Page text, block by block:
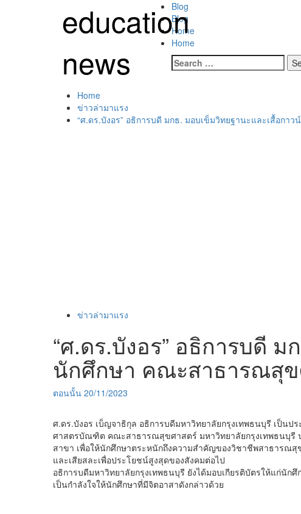
education
news
Primary
Menu
Blog
Blog
Home
Home
Search
for:
Home
ข่าวล่ามาแรง
“ศ.ดร.บังอร” อธิการบดี มกธ. มอบเข็มวิทยฐานะและเสื้อก
ข่าวล่ามาแรง
“ศ.ดร.บังอร” อธิการบดี
นักศึกษา คณะสาธารณสุข
ตอนนั้น 20/11/2023
ศ.ดร.บังอร เบ็ญจาธิกุล อธิการบดีมหาวิทยาลัยกรุงเทพธนบุรี เป็
ศาสตรบัณฑิต คณะสาธารณสุขศาสตร์ มหาวิทยาลัยกรุงเทพธนบุรี ป
สาขา เพื่อให้นักศึกษาตระหนักถึงความสำคัญของวิชาชีพสาธารณ
และเสียสละเพื่อประโยชน์สูงสุดของสังคมต่อไป
อธิการบดีมหาวิทยาลัยกรุงเทพธนบุรี ยังได้มอบเกียรติบัตรให้แก่นั
เป็นกำลังใจให้นักศึกษาที่มีจิตอาสาดังกล่าวด้วย